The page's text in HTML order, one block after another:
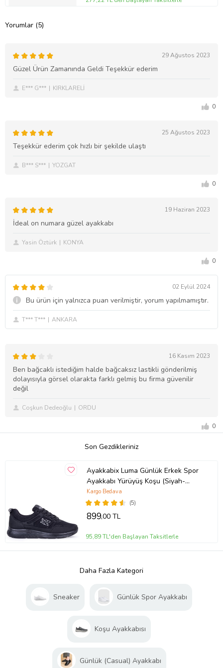
Yorumlar (5)
29 Ağustos 2023
Güzel Ürün Zamanında Geldi Teşekkür ederim
E*** G*** KIRKLARELİ
0
25 Ağustos 2023
Teşekkür ederim çok hızlı bir şekilde ulaştı
B*** S*** YOZGAT
0
19 Haziran 2023
İdeal on numara güzel ayakkabı
Yasin Öztürk KONYA
0
02 Eylül 2024
Bu ürün için yalnızca puan verilmiştir, yorum yapılmamıştır.
T*** T*** ANKARA
16 Kasım 2023
Ben bağcaklı istediğim halde bağcaksız lastikli gönderilmiş
dolayısıyla görsel olarakta farklı gelmiş bu firma güvenilir
değil
Coşkun Dedeoğlu ORDU
0
Son Gezdikleriniz
Ayakkabix Luma Günlük Erkek Spor
Ayakkabı Yürüyüş Koşu (Siyah-
Siyah)
(5)
Kargo Bedava
899,00 TL
95,89 TL'den Başlayan Taksitlerle
Daha Fazla Kategori
Sneaker Günlük Spor Ayakkabı
Koşu Ayakkabısı
Günlük (Casual) Ayakkabı